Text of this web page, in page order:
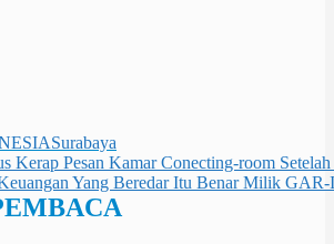
Surabaya
Kerap Pesan Kamar Conecting-room
Yang Beredar Itu Benar Milik